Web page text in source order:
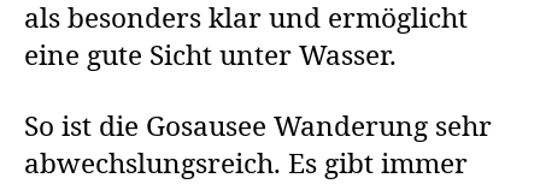
als besonders klar und ermöglicht
eine gute Sicht unter Wasser.
So ist die Gosausee Wanderung sehr
abwechslungsreich. Es gibt immer